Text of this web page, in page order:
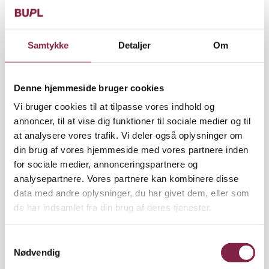
Samtykke Detaljer Om
Denne hjemmeside bruger cookies
Vi bruger cookies til at tilpasse vores indhold og
annoncer, til at vise dig funktioner til sociale medier og til
at analysere vores trafik. Vi deler også oplysninger om
din brug af vores hjemmeside med vores partnere inden
for sociale medier, annonceringspartnere og
analysepartnere. Vores partnere kan kombinere disse
data med andre oplysninger, du har givet dem, eller som
de har indsamlet fra din brug af deres tjenester.
Nødvendig
Finansieringen er ikke aftalt
Den politiske forståelse indeholder ikke en
anvisning på, hvordan minimumsnormeringer, grøn
omstilling og meget andet skal finansieres.
Berlingske spurgte umiddelbart efter de afsluttede
forhandlinger Mette Frederiksen, om aftalen var
finansieret krone for krone.
papir, der afspejler fire års prioritering. Så